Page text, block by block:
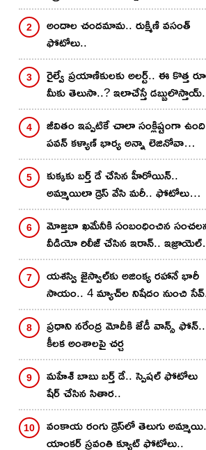
దూరమైతే ధరలు పెరిగేది వీళ్లకే!
అందాల చంద‌మామ‌.. రుక్మిణి వసంత్
ఫోటోలు..
రైల్వే ప్రయాణికులకు అలర్ట్.. ఈ కొత్త
మీకు తెలుసా..? ఇలాచేస్తే
జీవితం ఇప్పటికే చాలా సంక్లిష్టంగా
ప‌వ‌న్ కళ్యాణ్ భార్య అన్నా లెజినోవా
ఫోటోలు..
కుక్క‌కు బ‌ర్త్ డే చేసిన హీరోయిన్‌..
అమ్మాయిలా డ్రెస్ వేసి మ‌రీ.. ఫోటోలు
వైర‌ల్‌..
మోజ్తబా ఖమేనీకి సంబంధించిన
వీడియో రిలీజ్ చేసిన ఇరాన్.. ఇజ్రాయెల్
కథనాలకు చెక్
య‌శ‌స్వి జైస్వాల్‌కు అజింక్య‌ ర‌హానే భారీ
సాయం.. 4 మ్యాచ్‌ల నిషేదం నుంచి
ప్రధాని నరేంద్ర మోదీకి జేడీ వాన్స్ ఫోన్..
కీలక అంశాలపై చర్చ
మ‌హేశ్ బాబు బ‌ర్త్ డే.. స్పెష‌ల్ ఫోటోలు
షేర్ చేసిన సితార‌..
వంకాయ రంగు డ్రెస్‌లో తెలుగు
యాంక‌ర్ స్ర‌వంతి క్యూట్ ఫోటోలు..